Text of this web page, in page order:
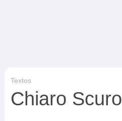
Textos
Chiaro Scuro